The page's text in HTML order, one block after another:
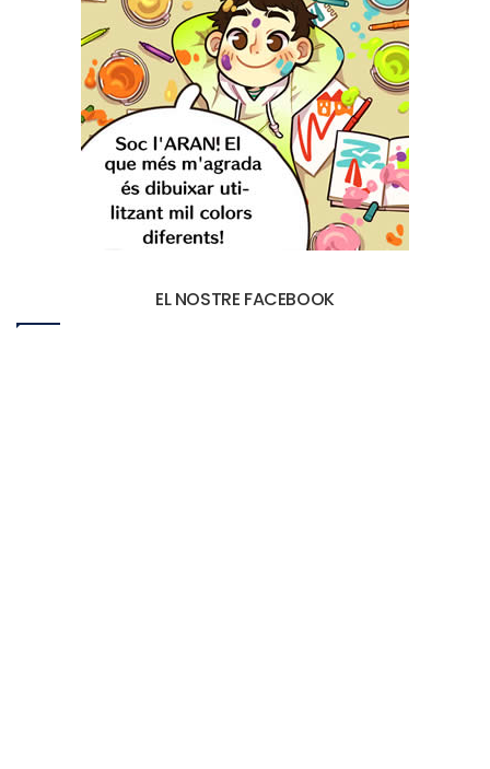
EL NOSTRE FACEBOOK